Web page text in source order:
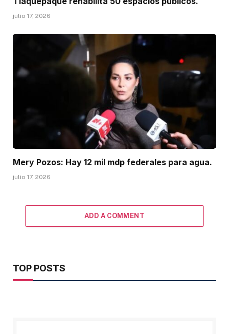
julio 17, 2026
Mery Pozos: Hay 12 mil mdp federales para agua.
julio 17, 2026
ADD A COMMENT
TOP POSTS